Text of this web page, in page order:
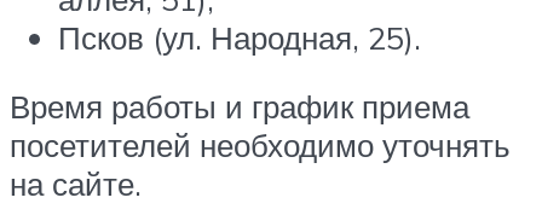
Псков (ул. Народная, 25).
Время работы и график приема
посетителей необходимо уточнять
на сайте.